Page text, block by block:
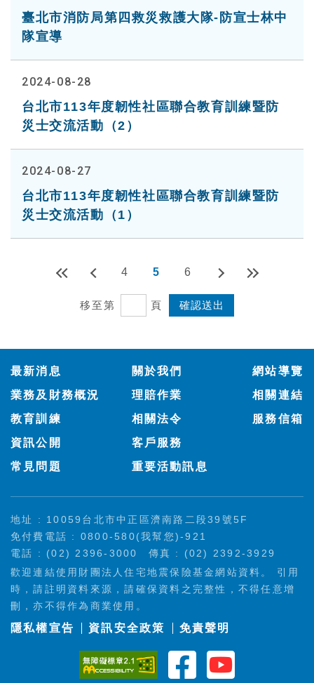
臺北市消防局第四救災救護大隊-防宣士林中
隊宣導
2024-08-28
台北市113年度韌性社區聯合教育訓練暨防
災士交流活動（2）
2024-08-27
台北市113年度韌性社區聯合教育訓練暨防
災士交流活動（1）
4 5 6
移至第 頁
最新消息
關於我們
業務及財務概況
理賠作業
教育訓練
相關法令
資訊公開
客戶服務
常見問題
重要活動訊息
網站導覽
相關連結
服務信箱
地址 : 10059台北市中正區濟南路二段39號5F
免付費電話 : 0800-580(我幫您)-921
電話 : (02) 2396-3000
傳真 : (02) 2392-3929
歡迎連結使用財團法人住宅地震保險基金網站資料。 引用
時，請註明資料來源，請確保資料之完整性，不得任意增
刪，亦不得作為商業使用。
隱私權宣告 資訊安全政策 免責聲明